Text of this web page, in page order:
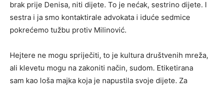
brak prije Denisa, niti dijete. To je nećak, sestrino dijete. I
sestra i ja smo kontaktirale advokata i iduće sedmice
pokrećemo tužbu protiv Milinović.
Hejtere ne mogu spriječiti, to je kultura društvenih mreža,
ali klevetu mogu na zakoniti način, sudom. Etiketirana
sam kao loša majka koja je napustila svoje dijete. Za